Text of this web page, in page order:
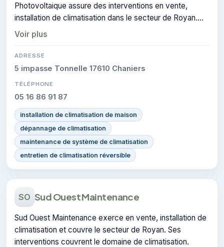
Photovoltaique assure des interventions en vente,
installation de climatisation dans le secteur de Royan.
L'entreprise dispose de la certification CERTIFIE.
Voir plus
ADRESSE
5 impasse Tonnelle 17610 Chaniers
TÉLÉPHONE
05 16 86 91 87
installation de climatisation de maison
dépannage de climatisation
maintenance de système de climatisation
entretien de climatisation réversible
SO Sud Ouest Maintenance
Sud Ouest Maintenance exerce en vente, installation de
climatisation et couvre le secteur de Royan. Ses
interventions couvrent le domaine de climatisation.